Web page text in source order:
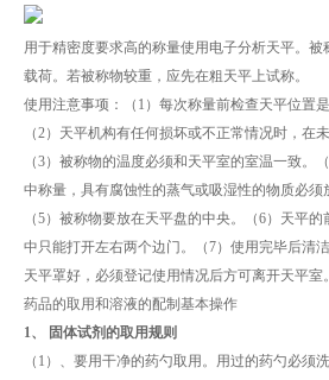
用于精密度要求高的称量使用电子分析天平。
载荷。若被称物较重，应先在粗天平上试称。
使用注意事项：（1）每次称量前检查天平位置
（2）天平机构有任何损坏或不正常情况时，在
（3）被称物的温度必须和天平室的室温一致。
中称量，具有腐蚀性的蒸气或吸湿性的物质必须
（5）被称物要放在天平盘的中央。（6）天平
中只能打开左右两个边门。（7）使用完毕后清
天平罩好，必须登记使用情况后方可离开天平室。
药品的取用和溶液的配制基本操作
1、 固体试剂的取用规则
（1）、要用干净的药勺取用。用过的药勺必须